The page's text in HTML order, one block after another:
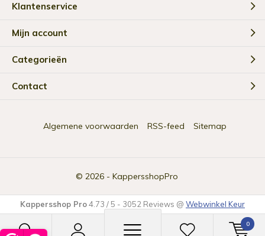
0
Klantenservice
Mijn account
Categorieën
Contact
© 2026 - KappersshopPro
Algemene voorwaarden RSS-feed Sitemap
Kappersshop Pro4.73 /5 - 3052 Reviews @ Webwinkel Keur